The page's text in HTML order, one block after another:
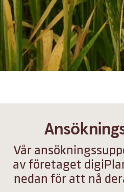
Vår
av företaget
nedan för att nå